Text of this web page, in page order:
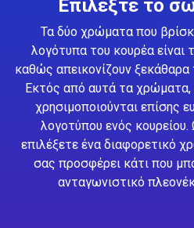
Επιλέξτε το
Τα δύο χρώματα που
λογότυπα του κουρέα είναι
καθώς απεικονίζουν ξεκάθαρα
Εκτός από αυτά τα χρώματα,
χρησιμοποιούνται επίσης
λογοτύπου ενός
επιλέξετε ένα διαφορετικό
σας προσφέρει κάτι που
ανταγωνιστικό